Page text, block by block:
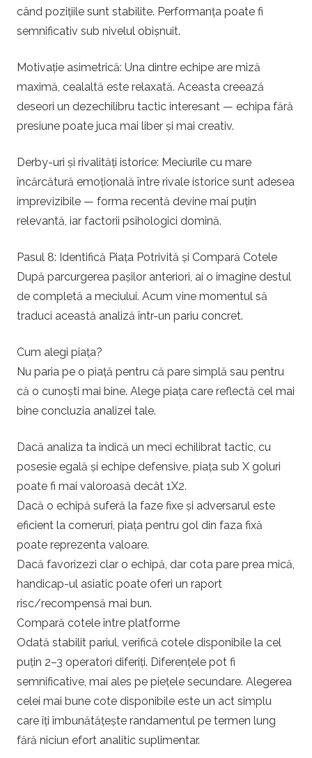
când pozițiile sunt stabilite. Performanța poate fi
semnificativ sub nivelul obișnuit.
Motivație asimetrică: Una dintre echipe are miză
maximă, cealaltă este relaxată. Aceasta creează
deseori un dezechilibru tactic interesant — echipa fără
presiune poate juca mai liber și mai creativ.
Derby-uri și rivalități istorice: Meciurile cu mare
încărcătură emoțională între rivale istorice sunt adesea
imprevizibile — forma recentă devine mai puțin
relevantă, iar factorii psihologici domină.
Pasul 8: Identifică Piața Potrivită și Compară Cotele
După parcurgerea pașilor anteriori, ai o imagine destul
de completă a meciului. Acum vine momentul să
traduci această analiză într-un pariu concret.
Cum alegi piața?
Nu paria pe o piață pentru că pare simplă sau pentru
că o cunoști mai bine. Alege piața care reflectă cel mai
bine concluzia analizei tale.
Dacă analiza ta indică un meci echilibrat tactic, cu
posesie egală și echipe defensive, piața sub X goluri
poate fi mai valoroasă decât 1X2.
Dacă o echipă suferă la faze fixe și adversarul este
eficient la corneruri, piața pentru gol din faza fixă
poate reprezenta valoare.
Dacă favorizezi clar o echipă, dar cota pare prea mică,
handicap-ul asiatic poate oferi un raport
risc/recompensă mai bun.
Compară cotele între platforme
Odată stabilit pariul, verifică cotele disponibile la cel
puțin 2–3 operatori diferiți. Diferențele pot fi
semnificative, mai ales pe piețele secundare. Alegerea
celei mai bune cote disponibile este un act simplu
care îți îmbunătățește randamentul pe termen lung
fără niciun efort analitic suplimentar.